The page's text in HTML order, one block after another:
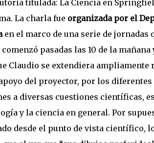
titulada: La Ciencia en
La charla fue organizada por el
en el marco de una serie de jornadas
pasadas las 10 de la
Claudio se extendiera
del proyector, por los
a diversas cuestiones científicas,
y la ciencia en general. Por
desde el punto de vista científico,